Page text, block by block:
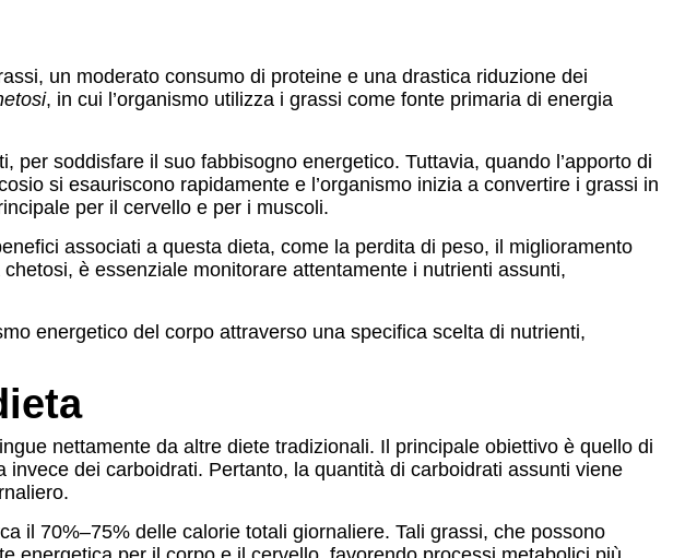
un moderato consumo di proteine e una drastica riduzione dei
, in cui l’organismo utilizza i grassi come fonte primaria di energia
soddisfare il suo fabbisogno energetico. Tuttavia, quando l’apporto di
si esauriscono rapidamente e l’organismo inizia a convertire i grassi in
per il cervello e per i muscoli.
associati a questa dieta, come la perdita di peso, il miglioramento
è essenziale monitorare attentamente i nutrienti assunti,
energetico del corpo attraverso una specifica scelta di nutrienti,
nettamente da altre diete tradizionali. Il principale obiettivo è quello di
dei carboidrati. Pertanto, la quantità di carboidrati assunti viene
il 70%–75% delle calorie totali giornaliere. Tali grassi, che possono